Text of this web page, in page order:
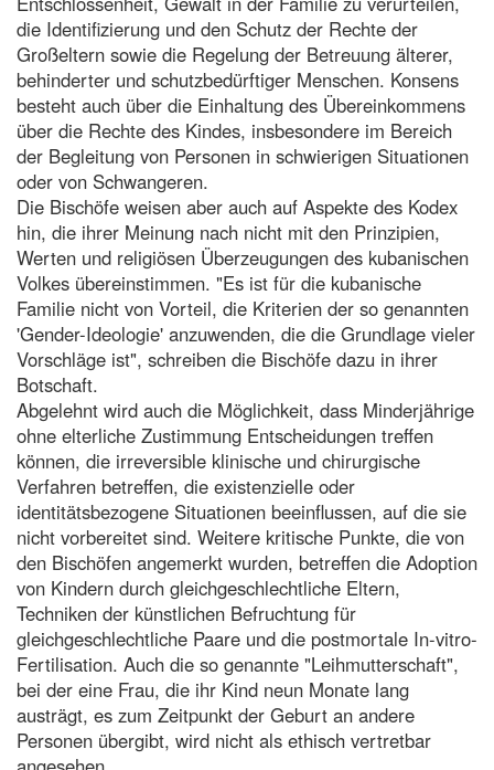
die Identifizierung und den Schutz der Rechte der
Großeltern sowie die Regelung der Betreuung älterer,
behinderter und schutzbedürftiger Menschen. Konsens
besteht auch über die Einhaltung des Übereinkommens
über die Rechte des Kindes, insbesondere im Bereich
der Begleitung von Personen in schwierigen Situationen
oder von Schwangeren.
Die Bischöfe weisen aber auch auf Aspekte des Kodex
hin, die ihrer Meinung nach nicht mit den Prinzipien,
Werten und religiösen Überzeugungen des kubanischen
Volkes übereinstimmen. "Es ist für die kubanische
Familie nicht von Vorteil, die Kriterien der so genannten
'Gender-Ideologie' anzuwenden, die die Grundlage vieler
Vorschläge ist", schreiben die Bischöfe dazu in ihrer
Botschaft.
Abgelehnt wird auch die Möglichkeit, dass Minderjährige
ohne elterliche Zustimmung Entscheidungen treffen
können, die irreversible klinische und chirurgische
Verfahren betreffen, die existenzielle oder
identitätsbezogene Situationen beeinflussen, auf die sie
nicht vorbereitet sind. Weitere kritische Punkte, die von
den Bischöfen angemerkt wurden, betreffen die Adoption
von Kindern durch gleichgeschlechtliche Eltern,
Techniken der künstlichen Befruchtung für
gleichgeschlechtliche Paare und die postmortale In-vitro-
Fertilisation. Auch die so genannte "Leihmutterschaft",
bei der eine Frau, die ihr Kind neun Monate lang
austrägt, es zum Zeitpunkt der Geburt an andere
Personen übergibt, wird nicht als ethisch vertretbar